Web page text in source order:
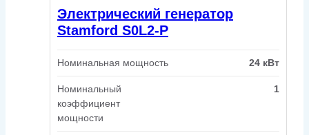
Электрический генератор
Stamford S0L2-P
Номинальная мощность 24 кВт
Номинальный
коэффициент
мощности
1